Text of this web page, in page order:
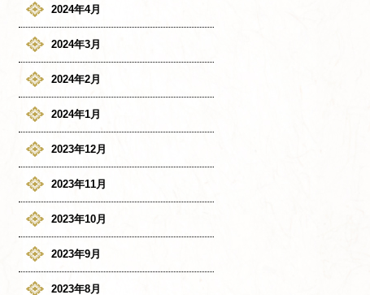
2024年4月
2024年3月
2024年2月
2024年1月
2023年12月
2023年11月
2023年10月
2023年9月
2023年8月